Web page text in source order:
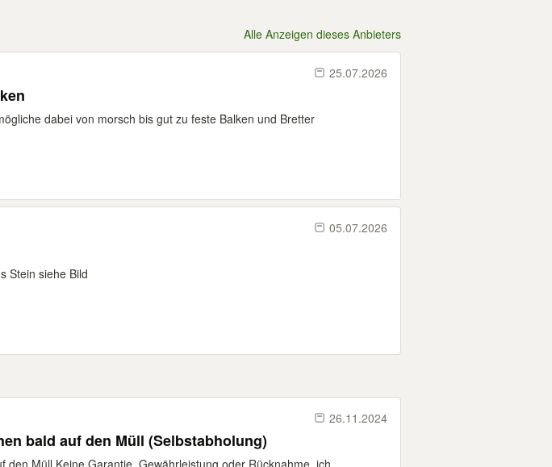
Alle Anzeigen dieses Anbieters
25.07.2026
dabei von morsch bis gut zu feste Balken und Bretter
05.07.2026
Stein siehe Bild
26.11.2024
bald auf den Müll (Selbstabholung)
den Müll Keine Garantie, Gewährleistung oder Rücknahme, ich...